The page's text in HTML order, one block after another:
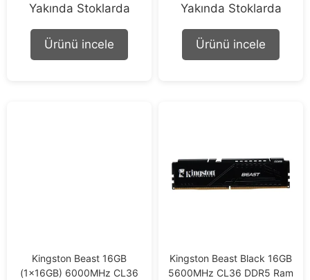
o
o
f
Yakında Stoklarda
Ürünü incele
o
o
f
Yakında Stoklarda
Ürünü incele
Kingston Beast 16GB
(1x16GB) 6000MHz CL36
Kingston Beast Black 16GB
5600MHz CL36 DDR5 Ram